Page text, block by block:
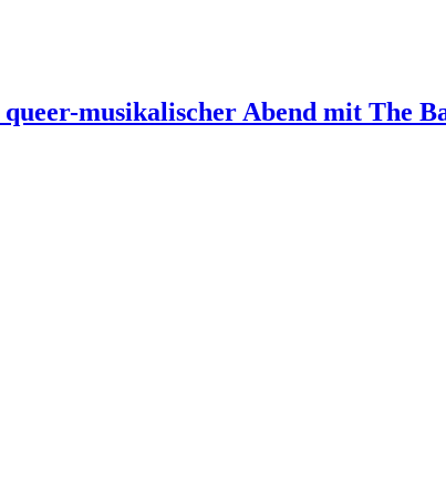
musikalischer Abend mit The